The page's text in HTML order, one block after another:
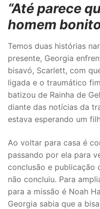
“Até parece
homem
Temos duas histórias
presente, Georgia
bisavó, Scarlett, com
ligada e o traumático
batizou de Rainha de
diante das notícias da
estava esperando um
Ao voltar para casa é
passando por ela para
conclusão e publicação
não concluiu. Para
para a missão é Noah
Georgia sabia que a